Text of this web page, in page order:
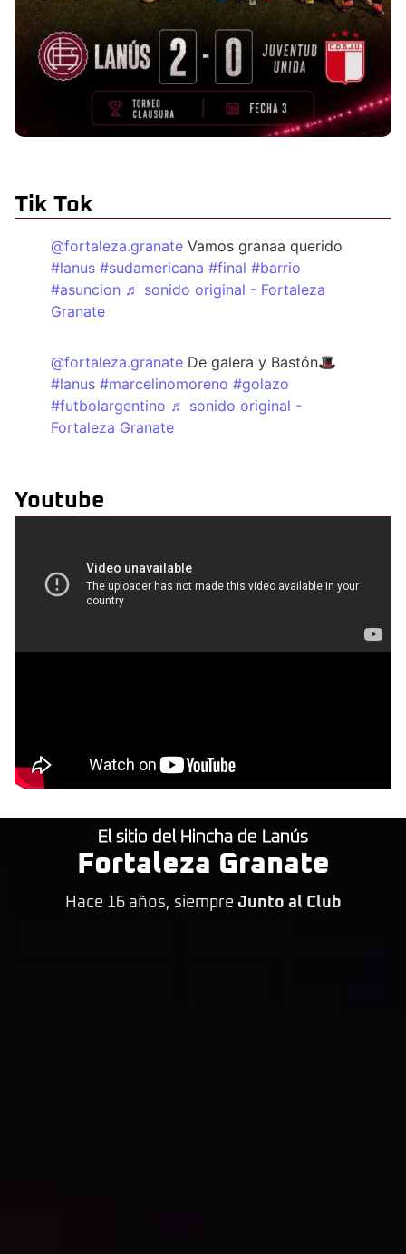
Tik Tok
@fortaleza.granate Vamos granaa querido
#lanus #sudamericana #final #barrio
#asuncion ♬ sonido original - Fortaleza
Granate
@fortaleza.granate De galera y Bastón🎩
#lanus #marcelinomoreno #golazo
#futbolargentino ♬ sonido original -
Fortaleza Granate
Youtube
El sitio del Hincha de Lanús
Fortaleza Granate
Hace 16 años, siempre Junto al Club